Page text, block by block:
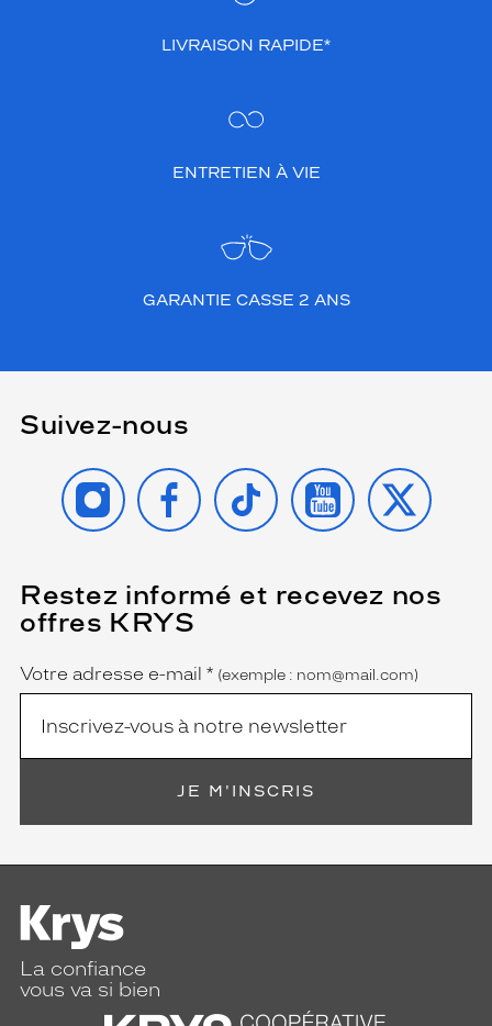
LIVRAISON RAPIDE*
ENTRETIEN À VIE
GARANTIE CASSE 2 ANS
Suivez-nous
INSTAGRAMFACEBOOK
TIKTOK YOUTUBE
X
Restez informé et recevez nos
offres KRYS
Name
Votre adresse e-mail *
(Ce
champ
est
(exemple : nom@mail.com)
JE M'INSCRIS
La confiance
vous va si bien